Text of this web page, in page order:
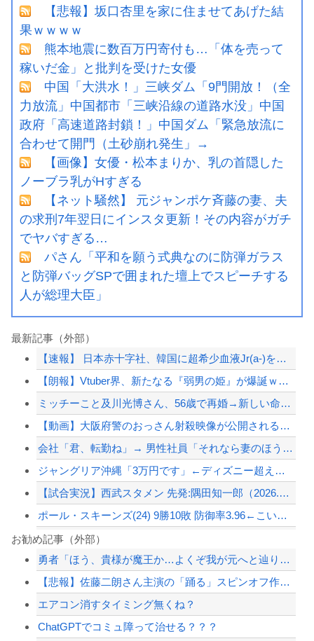
【悲報】坂口杏里を家に住ませてあげた結
果ｗｗｗｗ
熊本地震に数百万円寄付も…「体を売って
稼いだ金」と批判を受けた女優
中国「大洪水！」三峡ダム「9門開放！（全
力放流」中国都市「三峡沿線の道路水没」中国
政府「高速道路封鎖！」中国ダム「緊急放流に
合わせて開門（土砂崩れ発生」→
【画像】女優・松本まりか、乳の首隠した
ノーブラ乳がHすぎる
【ネット騒然】 元ジャンポケ斉藤の妻、夫
の求刑7年翌日にインスタ更新！その内容がガチ
でヤバすぎる…
パさん「平和を願う式典なのに防弾ガラス
と防弾バッグSPで囲まれた壇上でスピーチする
人が総理大臣」
最新記事（外部）
【速報】 日本赤十字社、韓国に超希少血液Jr(a-)を提供「韓国内では適合する血...
【朗報】Vtuber界、新たなる『弱男の姫』が爆誕ｗｗｗｗｗｗｗｗｗｗｗ
ミッチーこと及川光博さん、56歳で再婚→新しい命まで授かるｗｗｗｗｗ
【動画】大阪府警のおっさん射殺映像が公開される。当然のように無抵抗だったことが発...
会社「君、転勤ね」→ 男性社員「それなら妻のほうが稼ぎいいんで辞めます」⇒ 結果...
ジャングリア沖縄「3万円です」←ディズニー超えの強気価格ｗｗｗ
【試合実況】西武スタメン 先発:隅田知一郎（2026.8.8）
ポール・スキーンズ(24) 9勝10敗 防御率3.96←こいつｗｗｗｗｗｗｗｗｗ...
パさん「平和を願う式典なのに防弾ガラスと防弾バッグSPで囲まれた壇上でスピーチす...
ジャンポケ斎藤と代理人のやりとり、「地獄すぎて完全にコントになってる……」と衝撃...
お勧め記事（外部）
勇者「ほう、貴様が魔王か…よくぞ我が元へと辿り着いた。」
【悲報】佐藤二朗さん主演の「踊る」スピンオフ作品、結局撮影中止が決定wwwwww...
エアコン消すタイミング無くね？
ChatGPTでコミュ障って治せる？？？